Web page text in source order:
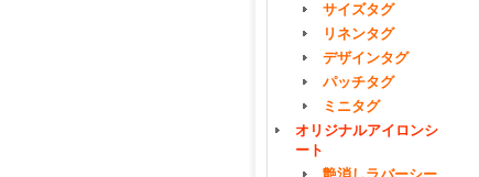
サイズタグ
リネンタグ
デザインタグ
パッチタグ
ミニタグ
オリジナルアイロンシ
ート